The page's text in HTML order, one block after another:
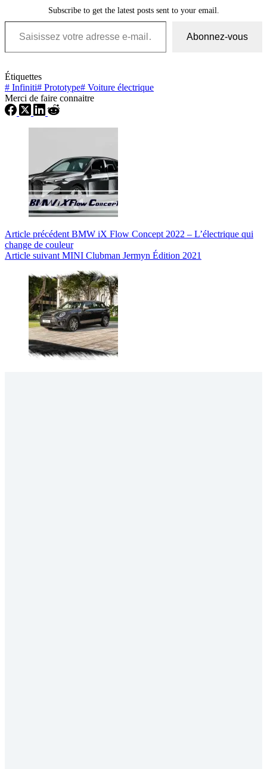
Subscribe to get the latest posts sent to your email.
Saisissez votre adresse e-mail…
Abonnez-vous
Étiquettes
# Infiniti# Prototype# Voiture électrique
Merci de faire connaitre
Article précédentBMW iX Flow Concept 2022 – L’électrique qui
change de couleur
Article suivantMINI Clubman Jermyn Édition 2021